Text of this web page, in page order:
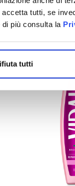
tutti, se
più consulta la
tutti